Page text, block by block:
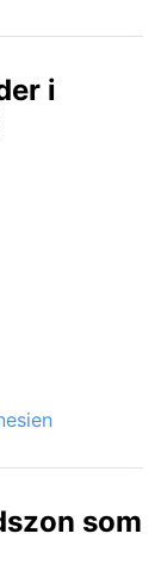
som
är
havet kan
skapar en
i
som